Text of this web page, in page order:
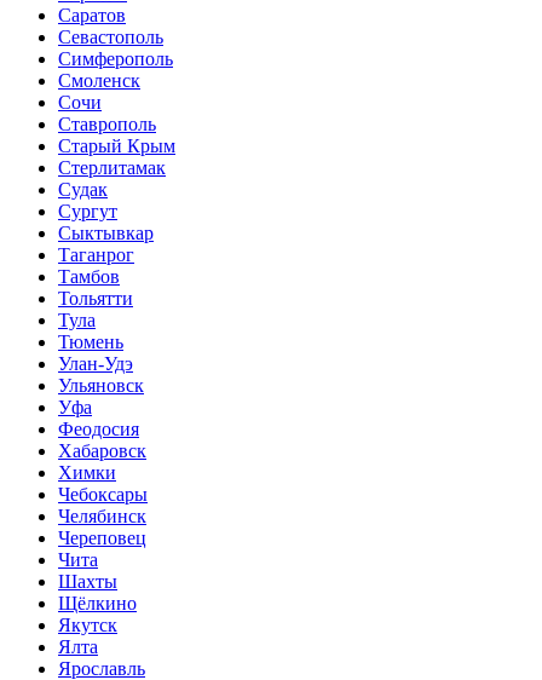
Саратов
Севастополь
Симферополь
Смоленск
Сочи
Ставрополь
Старый Крым
Стерлитамак
Судак
Сургут
Сыктывкар
Таганрог
Тамбов
Тольятти
Тула
Тюмень
Улан-Удэ
Ульяновск
Уфа
Феодосия
Хабаровск
Химки
Чебоксары
Челябинск
Череповец
Чита
Шахты
Щёлкино
Якутск
Ялта
Ярославль